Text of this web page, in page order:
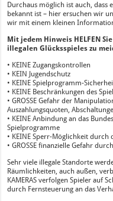
Durchaus möglich ist auch,
bekannt ist – hier ersuchen wir
wir mit einem kleinen
Mit jedem Hinweis HELFEN
illegalen Glücksspieles zu
• KEINE Zugangskontrollen
• KEIN Jugendschutz
• KEINE Spielprogramm-
• KEINE Beschränkungen des
• GROSSE Gefahr der
Auszahlungsquoten,
• KEINE Anbindung an das
Spielprogramme
• KEINE Sperr-Möglichkeit durch
• GROSSE finanzielle Gefahr
Sehr viele illegale Standorte
Räumlichkeiten, auch außen,
KAMERAS verfolgen Spieler auf
durch Fernsteuerung an das